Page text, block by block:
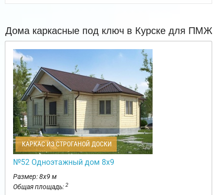
Дома каркасные под ключ в Курске для ПМЖ
КАРКАС ИЗ СТРОГАНОЙ ДОСКИ
№52 Одноэтажный дом 8х9
Размер: 8х9 м
Общая площадь: 2